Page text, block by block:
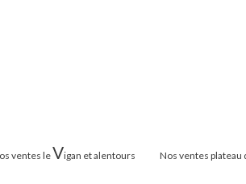
nos ventes leVigan et alentours nos ventes plateau